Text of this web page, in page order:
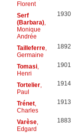
Florent
Serf
(Barbara),
Monique
Andrée
1930
Tailleferre,
Germaine
1892
Tomasi,
Henri
1901
Tortelier,
Paul
1914
Trénet,
Charles
1913
Varèse,
Edgard
1883